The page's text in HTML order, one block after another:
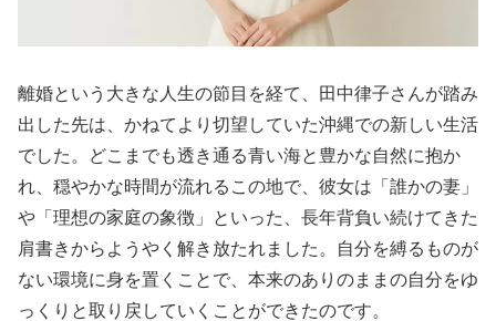
離婚という大きな人生の節目を経て、田中律子さんが踏み
出した先は、かねてより切望していた沖縄での新しい生活
でした。どこまでも透き通る青い海と豊かな自然に抱か
れ、穏やかな時間が流れるこの地で、彼女は「誰かの妻」
や「理想の家庭の象徴」といった、長年背負い続けてきた
肩書きからようやく解き放たれました。自分を縛るものが
ない環境に身を置くことで、本来のありのままの自分をゆ
っくりと取り戻していくことができたのです。